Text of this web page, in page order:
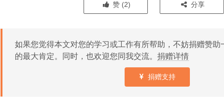
赞 (2) 分享
如果您觉得本文对您的学习或工作有所帮助，不妨捐赠赞助
的最大肯定。同时，也欢迎您同我交流。 捐赠详情
捐赠支持